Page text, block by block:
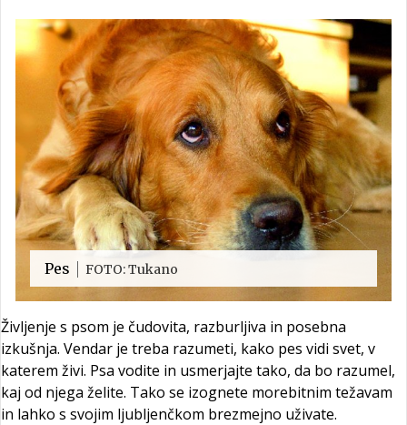
Pes FOTO: Tukano
Življenje s psom je čudovita, razburljiva in posebna
izkušnja. Vendar je treba razumeti, kako pes vidi svet, v
katerem živi. Psa vodite in usmerjajte tako, da bo razumel,
kaj od njega želite. Tako se izognete morebitnim težavam
in lahko s svojim ljubljenčkom brezmejno uživate.